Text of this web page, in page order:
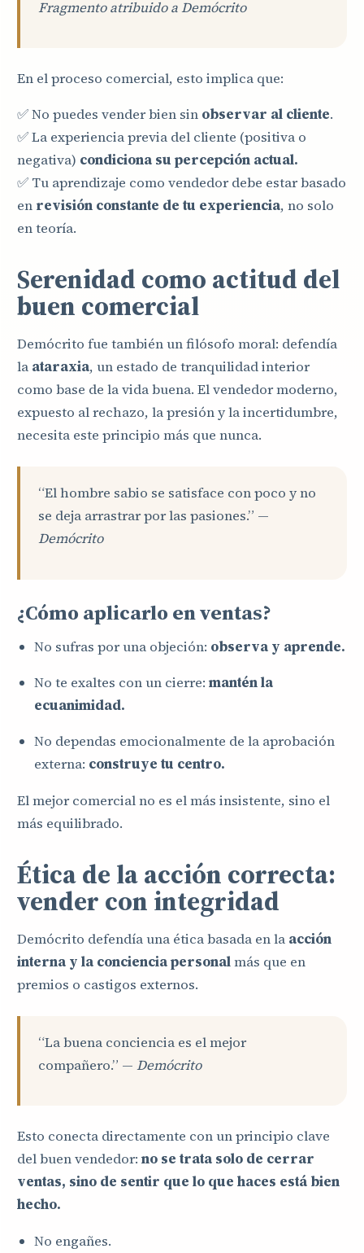
Fragmento atribuido a Demócrito
En el proceso comercial, esto implica que:
✅ No puedes vender bien sin observar al cliente.
✅ La experiencia previa del cliente (positiva o
negativa) condiciona su percepción actual.
✅ Tu aprendizaje como vendedor debe estar basado
en revisión constante de tu experiencia, no solo
en teoría.
Serenidad como actitud del
buen comercial
Demócrito fue también un filósofo moral: defendía
la ataraxia, un estado de tranquilidad interior
como base de la vida buena. El vendedor moderno,
expuesto al rechazo, la presión y la incertidumbre,
necesita este principio más que nunca.
“El hombre sabio se satisface con poco y no
se deja arrastrar por las pasiones.” —
Demócrito
¿Cómo aplicarlo en ventas?
No sufras por una objeción: observa y aprende.
No te exaltes con un cierre: mantén la
ecuanimidad.
No dependas emocionalmente de la aprobación
externa: construye tu centro.
El mejor comercial no es el más insistente, sino el
más equilibrado.
Ética de la acción correcta:
vender con integridad
Demócrito defendía una ética basada en la acción
interna y la conciencia personalmás que en
premios o castigos externos.
“La buena conciencia es el mejor
compañero.” —Demócrito
Esto conecta directamente con un principio clave
del buen vendedor: no se trata solo de cerrar
ventas, sino de sentir que lo que haces está bien
hecho.
No engañes.